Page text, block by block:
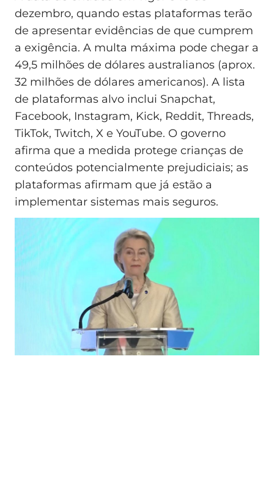
dezembro, quando estas plataformas terão
de apresentar evidências de que cumprem
a exigência. A multa máxima pode chegar a
49,5 milhões de dólares australianos (aprox.
32 milhões de dólares americanos). A lista
de plataformas alvo inclui Snapchat,
Facebook, Instagram, Kick, Reddit, Threads,
TikTok, Twitch, X e YouTube. O governo
afirma que a medida protege crianças de
conteúdos potencialmente prejudiciais; as
plataformas afirmam que já estão a
implementar sistemas mais seguros.